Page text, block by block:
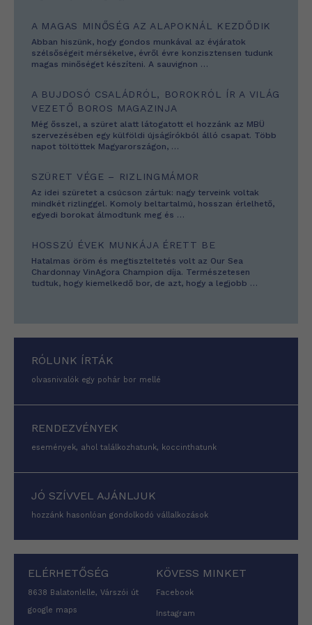
A MAGAS MINŐSÉG AZ ALAPOKNÁL KEZDŐDIK
Abban hiszünk, hogy gondos munkával az évjáratok
szélsőségeit mérsékelve, évről évre konzisztensen tudunk
magas minőséget készíteni. A sauvignon …
A BUJDOSÓ CSALÁDRÓL, BOROKRÓL ÍR A VILÁG
VEZETŐ BOROS MAGAZINJA
Még ősszel, a szüret alatt látogatott el hozzánk az MBÜ
szervezésében egy külföldi újságírókból álló csapat. Több
napot töltöttek Magyarországon, …
SZÜRET VÉGE – RIZLINGMÁMOR
Az idei szüretet a csúcson zártuk: nagy terveink voltak
mindkét rizlinggel. Komoly beltartalmú, hosszan érlelhető,
egyedi borokat álmodtunk meg és …
HOSSZÚ ÉVEK MUNKÁJA ÉRETT BE
Hatalmas öröm és megtiszteltetés volt az Our Sea
Chardonnay VinAgora Champion díja. Természetesen
tudtuk, hogy kiemelkedő bor, de azt, hogy a legjobb …
RÓLUNK ÍRTÁK
olvasnivalók egy pohár bor mellé
RENDEZVÉNYEK
események, ahol találkozhatunk, koccinthatunk
JÓ SZÍVVEL AJÁNLJUK
hozzánk hasonlóan gondolkodó vállalkozások
ELÉRHETŐSÉG
8638 Balatonlelle, Várszói út
google maps
KÖVESS MINKET
Facebook
Instagram